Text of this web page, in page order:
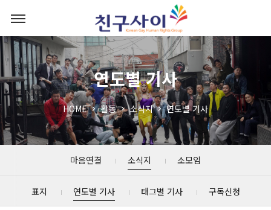
연도별 기사
HOME 활동 소식지 연도별 기사
마음연결 소식지 소모임
표지 연도별 기사 태그별 기사 구독신청